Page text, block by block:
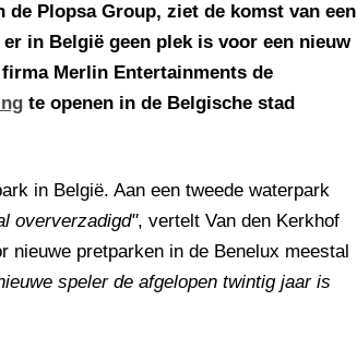
de Plopsa Group, ziet de komst van een
in België geen plek is voor een nieuw
Merlin Entertainments de
te openen in de Belgische stad
in België. Aan een tweede waterpark
oververzadigd", vertelt Van den Kerkhof
nieuwe pretparken in de Benelux meestal
speler de afgelopen twintig jaar is